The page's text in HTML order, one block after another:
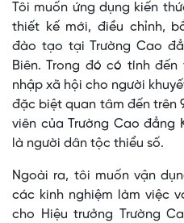
Tôi muốn ứng dụng kiến
thiết kế mới, điều chỉnh,
đào tạo tại Trường Cao
Biên. Trong đó có tính
nhập xã hội cho người
đặc biệt quan tâm đến trên
viên của Trường Cao đẳng
là người dân tộc thiểu số.
Ngoài ra, tôi muốn vận
các kinh nghiệm làm việc
cho Hiệu trưởng Trường